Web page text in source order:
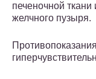
печеночной
желчного пузыря.